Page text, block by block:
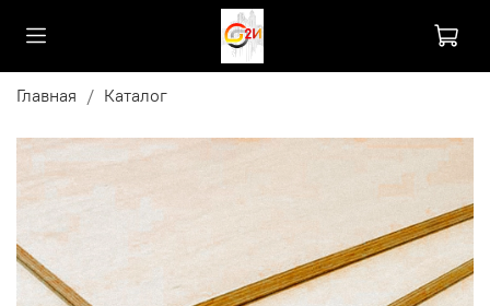
Главная Каталог